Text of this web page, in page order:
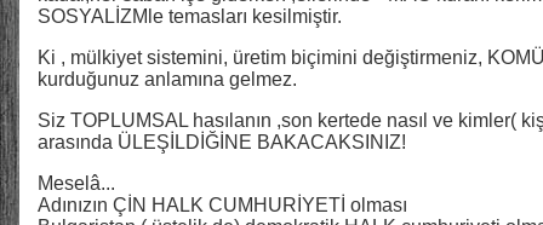
SOSYALİZMle temasları kesilmiştir.
Ki , mülkiyet sistemini, üretim biçimini değiştirmeniz,
kurduğunuz anlamına gelmez.
Siz TOPLUMSAL hasılanın ,son kertede nasıl ve kimler(
arasında ÜLEŞİLDİĞİNE BAKACAKSINIZ!
Meselâ...
Adınızın ÇİN HALK CUMHURİYETİ olması